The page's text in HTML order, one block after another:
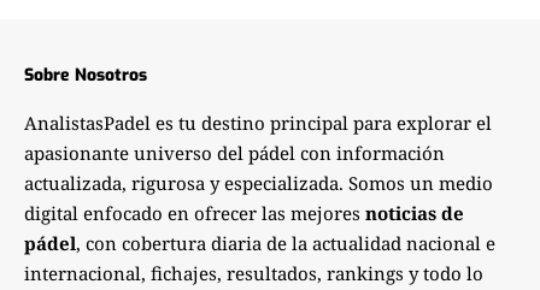
Sobre Nosotros
AnalistasPadel es tu destino principal para explorar el
apasionante universo del pádel con información
actualizada, rigurosa y especializada. Somos un medio
digital enfocado en ofrecer las mejores noticias de
pádel, con cobertura diaria de la actualidad nacional e
internacional, fichajes, resultados, rankings y todo lo